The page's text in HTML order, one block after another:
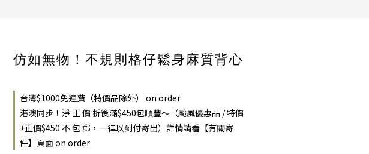
仿如無物！不規則格仔鬆身麻質背心
台灣$1000免運費（特價品除外） on order
港澳同步！淨 正 價 折後滿$450包順豐～（颱風優惠品 / 特價
+正價$450 不 包 郵，一律以到付寄出）詳情請看【有關寄
件】頁面 on order